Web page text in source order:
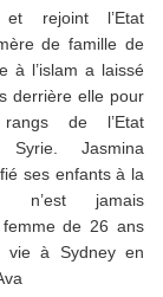
rejoint l’Etat
de famille de
à l’islam a laissé
derrière elle pour
de l’Etat
Jasmina
ses enfants à la
n’est jamais
de 26 ans
vie à Sydney en